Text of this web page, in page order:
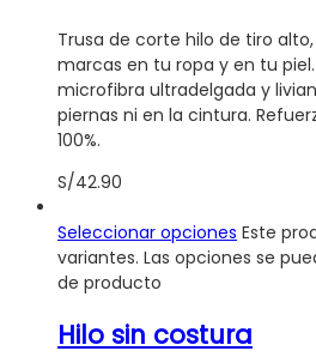
Trusa de corte hilo de tiro
marcas en tu ropa y en tu
microfibra ultradelgada y
piernas ni en la cintura.
100%.
S/42.90
Seleccionar opciones Este
variantes. Las opciones se
de producto
Hilo sin costura